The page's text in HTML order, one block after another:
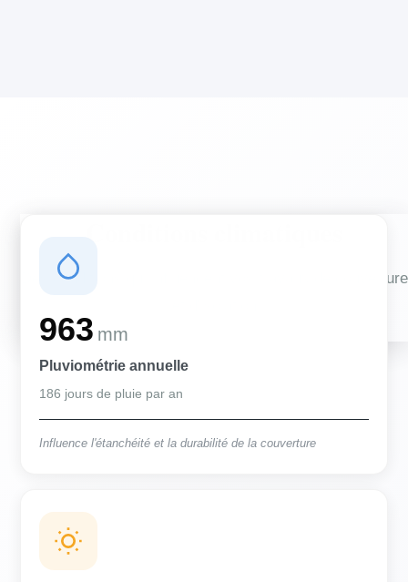
Des conditions qui influencent vos travaux de couverture
963 mm
Pluviométrie annuelle
186 jours de pluie par an
Influence l'étanchéité et la durabilité de la couverture